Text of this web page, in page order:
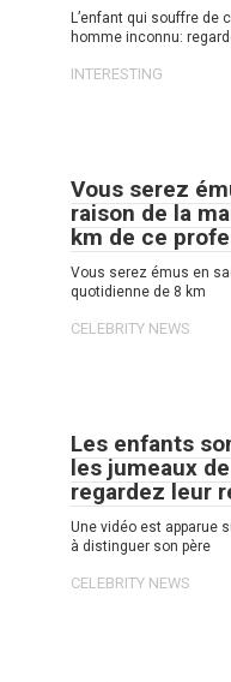
L’enfant qui souffre de
homme inconnu:
INTERESTING
Vous serez
raison de la
km de ce
Vous serez émus en
quotidienne de 8 km
CELEBRITY NEWS
Les enfants
les jumeaux
regardez leur
Une vidéo est apparue
à distinguer son père
CELEBRITY NEWS